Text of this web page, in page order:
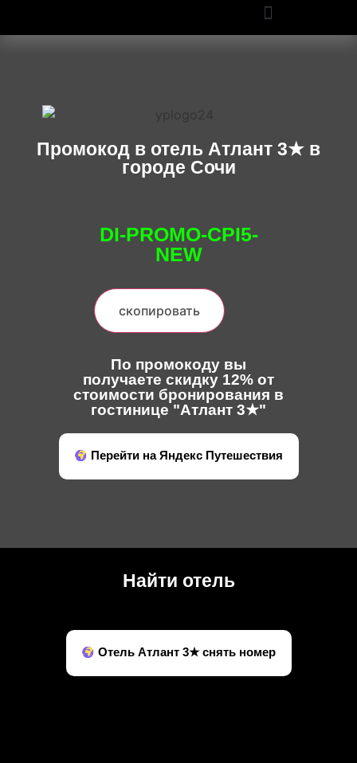
Промокод в отель Атлант 3★ в
городе Сочи
DI-PROMO-CPI5-
NEW
скопировать
По промокоду вы
получаете скидку 12% от
стоимости бронирования в
гостинице "Атлант 3★"
Перейти на Яндекс Путешествия
Найти отель
Отель Атлант 3★ снять номер